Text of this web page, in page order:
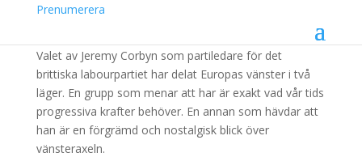
Prenumerera
1 oktober, 2015
Valet av Jeremy Corbyn som partiledare för det
brittiska labourpartiet har delat Europas vänster i två
läger. En grupp som menar att har är exakt vad vår tids
progressiva krafter behöver. En annan som hävdar att
han är en förgrämd och nostalgisk blick över
vänsteraxeln.